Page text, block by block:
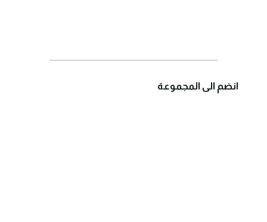
انضم الى المجموعة